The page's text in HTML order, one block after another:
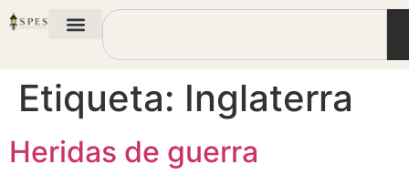
Etiqueta: Inglaterra
Heridas de guerra